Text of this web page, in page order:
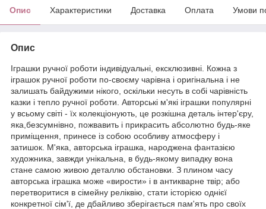
Опис Характеристики Доставка Оплата Умови
Опис
Іграшки ручної роботи індивідуальні, ексклюзивні. Кожна з
іграшок ручної роботи по-своєму чарівна і оригінальна і не
залишать байдужими нікого, оскільки несуть в собі чарівність
казки і тепло ручної роботи. Авторські м'які іграшки популярні
у всьому світі - їх колекціонують, це розкішна деталь інтер'єру,
яка,безсумнівно, пожвавить і прикрасить абсолютно будь-яке
приміщення, принесе із собою особливу атмосферу і
затишок. М'яка, авторська іграшка, народжена фантазією
художника, завжди унікальна, в будь-якому випадку вона
стане самою живою деталлю обстановки. З плином часу
авторська іграшка може «вирости» і в антикварне твір; або
перетворитися в сімейну реліквію, стати історією однієї
конкретної сім'ї, де дбайливо зберігається пам'ять про своїх